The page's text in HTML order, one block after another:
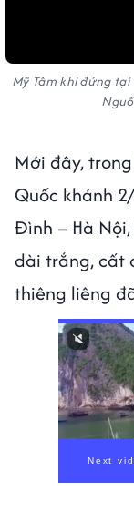
Mỹ Tâm khi đứng
Mới đây,
Quốc khánh
Đình – Hà
dài trắng, cất
thiêng liêng